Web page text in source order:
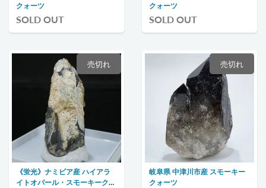
クォーツ
SOLD OUT
クォーツ
SOLD OUT
売切れ
《蛍光》ナミビア産 ハイアラ
イトオパール・スモーキークォ
売切れ
岐阜県 中津川市産 スモーキー
クォーツ